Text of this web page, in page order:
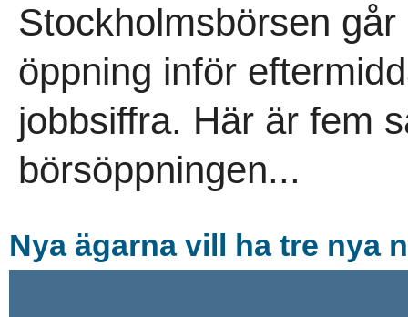
Stockholmsbörsen
öppning inför
jobbsiffra. Här är fem
börsöppningen...
Nya ägarna vill ha tre nya